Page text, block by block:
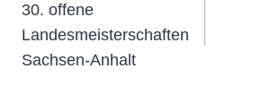
30. offene
Landesmeisterschaften
Sachsen-Anhalt